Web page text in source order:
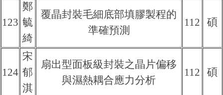
123
鄭
毓
綺
覆晶封裝毛細底部填膠製程的
準確預測
112 碩
124
宋
郁
淇
扇出型面板級封裝之晶片偏移
與濕熱耦合應力分析
112 碩